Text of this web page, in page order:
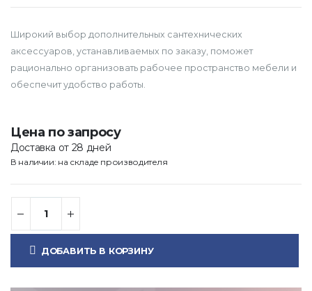
Широкий выбор дополнительных сантехнических
аксессуаров, устанавливаемых по заказу, поможет
рационально организовать рабочее пространство мебели и
обеспечит удобство работы.
Цена по запросу
Доставка от 28 дней
В наличии: на складе производителя
ДОБАВИТЬ В КОРЗИНУ